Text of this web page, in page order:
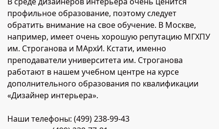
профильное образование, поэтому следует
обратить внимание на свое обучение. В Москве,
например, имеет очень хорошую репутацию МГХПУ
им. Строганова и МАрхИ. Кстати, именно
преподаватели университета им. Строганова
работают в нашем учебном центре на курсе
дополнительного образования по квалификации
«Дизайнер интерьера».
Наши телефоны: (499) 238-99-43